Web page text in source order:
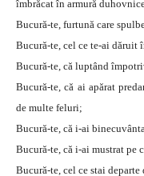
îmbrăcat în armură
Bucură-te, furtună care
Bucură-te, cel ce te-ai dăruit
Bucură-te, că luptând
Bucură-te, că ai apărat
de multe feluri;
Bucură-te, că i-ai
Bucură-te, că i-ai mustrat pe
Bucură-te, cel ce stai